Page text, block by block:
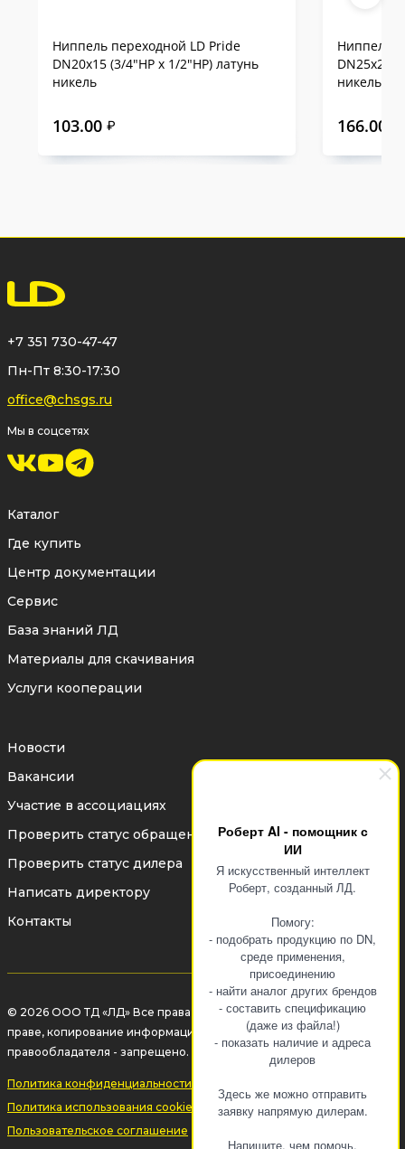
Роберт AI - помощник с
ИИ
Я искусственный интеллект
Роберт, созданный ЛД.
Помогу:
- подобрать продукцию по DN,
среде применения,
присоединению
- найти аналог других брендов
- составить спецификацию
(даже из файла!)
- показать наличие и адреса
дилеров
Здесь же можно отправить
заявку напрямую дилерам.
Напишите, чем помочь.
Ниппель переходной LD Pride
DN20х15 (3/4"НР х 1/2"НР) латунь
никель
103.00 ₽
Ниппель
DN25х20
никель
166.00
+7 351 730-47-47
Пн-Пт 8:30-17:30
office@chsgs.ru
Мы в соцсетях
Каталог
Где купить
Центр документации
Сервис
База знаний ЛД
Материалы для скачивания
Услуги кооперации
Новости
Вакансии
Участие в ассоциациях
Проверить статус обращения
Проверить статус дилера
Написать директору
Контакты
© 2026 ООО ТД «ЛД» Все права защищены законом об авторском
праве, копирование информации без разрешения
правообладателя - запрещено.
Политика конфиденциальности
Политика использования cookie-файлов
Пользовательское соглашение